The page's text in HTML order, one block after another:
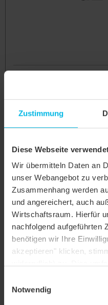
Zustimmung
Diese Webseite
Wir übermitteln Daten an
unser Webangebot zu
Zusammenhang werden
und angereichert, auch
Wirtschaftsraum. Hierfür
nachfolgend aufgeführten
benötigen wir Ihre
akzeptieren" klicken,
Einstellungen ändern oder
Notwendig
Biber
Biber Handstrich